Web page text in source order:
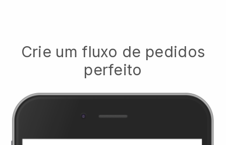
Crie um fluxo de pedidos
perfeito